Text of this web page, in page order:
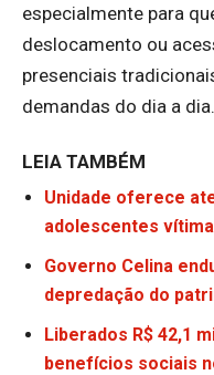
especialmente para
deslocamento ou
presenciais
demandas do dia a dia.
LEIA TAMBÉM
Unidade oferece
adolescentes
Governo Celina
depredação do
Liberados R$ 42,1
benefícios sociais